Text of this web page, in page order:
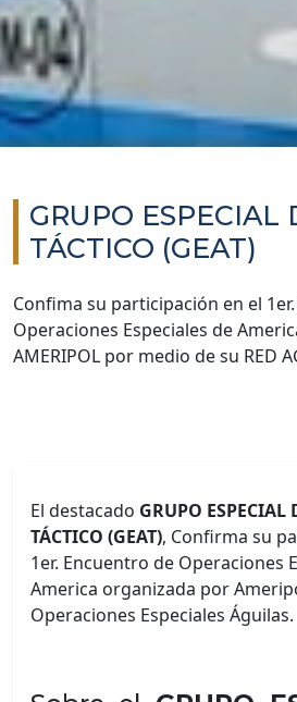
GRUPO ESPECIAL
TÁCTICO (GEAT)
Confima su participación en el
Operaciones Especiales de
AMERIPOL por medio de su RED
El destacado GRUPO ESPECIAL
TÁCTICO (GEAT), Confirma su
1er. Encuentro de Operaciones
America organizada por
Operaciones Especiales Águilas.